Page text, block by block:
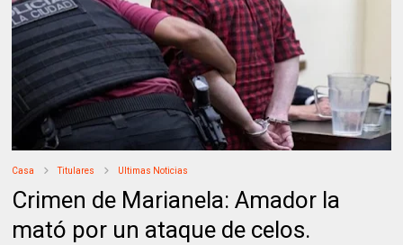
Casa Titulares Ultimas Noticias
Crimen de Marianela: Amador la
mató por un ataque de celos.